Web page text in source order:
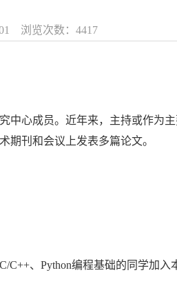
浏览次数： 4417
中心成员。近年来，主持或作为
期刊和会议上发表多篇论文。
、Python编程基础的同学加入